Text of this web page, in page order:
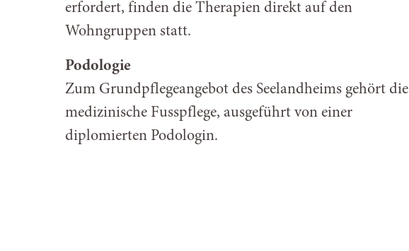
erfordert, finden die Therapien direkt auf den
Wohngruppen statt.
Podologie
Zum Grundpflegeangebot des Seelandheims gehört die
medizinische Fusspflege, ausgeführt von einer
diplomierten Podologin.